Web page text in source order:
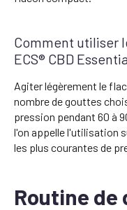
Comment utiliser
ECS® CBD
Agiter légèrement le
nombre de gouttes
pression pendant 60 à
l'on appelle l'utilisation
les plus courantes de
Routine de